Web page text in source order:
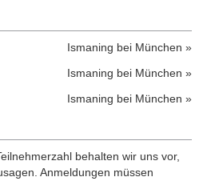
Ismaning bei München »
Ismaning bei München »
Ismaning bei München »
behalten wir uns vor,
Anmeldungen müssen